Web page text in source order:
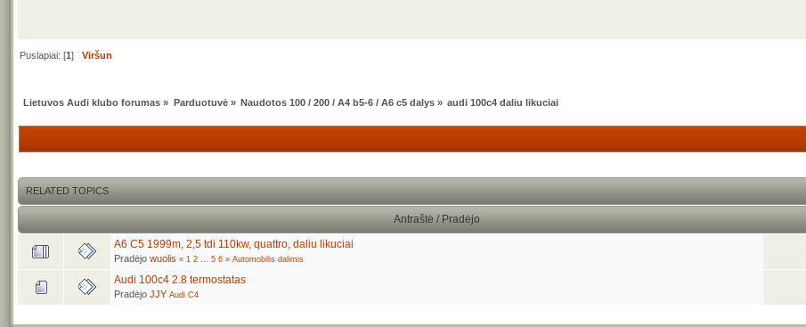
Puslapiai: [1]Viršun
Lietuvos Audi klubo forumas » Parduotuvė» Naudotos 100 / 200 / A4 b5-6 / A6 c5 dalys» audi 100c4 daliu likuciai
RELATED TOPICS
Antraštė / Pradėjo
A6 C5 1999m, 2,5 tdi 110kw, quattro, daliu likuciai
Pradėjo wuolis « 1 2 5 6 » Automobilis dalimis
Audi 100c4 2.8 termostatas
Pradėjo JJY Audi C4